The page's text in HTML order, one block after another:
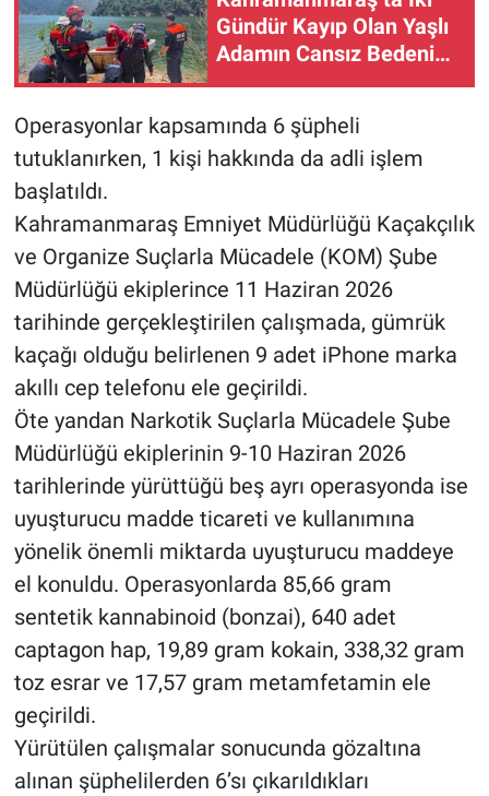
Gündür Kayıp Olan Yaşlı
Adamın Cansız Bedeni
Barajda Bulundu
Operasyonlar kapsamında 6 şüpheli
tutuklanırken, 1 kişi hakkında da adli işlem
başlatıldı.
Kahramanmaraş Emniyet Müdürlüğü Kaçakçılık
ve Organize Suçlarla Mücadele (KOM) Şube
Müdürlüğü ekiplerince 11 Haziran 2026
tarihinde gerçekleştirilen çalışmada, gümrük
kaçağı olduğu belirlenen 9 adet iPhone marka
akıllı cep telefonu ele geçirildi.
Öte yandan Narkotik Suçlarla Mücadele Şube
Müdürlüğü ekiplerinin 9-10 Haziran 2026
tarihlerinde yürüttüğü beş ayrı operasyonda ise
uyuşturucu madde ticareti ve kullanımına
yönelik önemli miktarda uyuşturucu maddeye
el konuldu. Operasyonlarda 85,66 gram
sentetik kannabinoid (bonzai), 640 adet
captagon hap, 19,89 gram kokain, 338,32 gram
toz esrar ve 17,57 gram metamfetamin ele
geçirildi.
Yürütülen çalışmalar sonucunda gözaltına
alınan şüphelilerden 6’sı çıkarıldıkları